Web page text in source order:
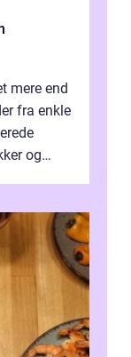
mere end
fra enkle
og